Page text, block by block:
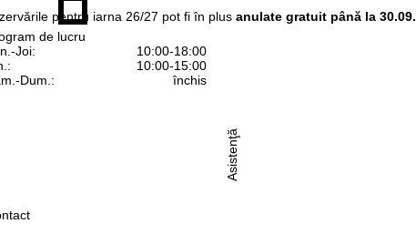
de lucru
Joi:
10:00-18:00
10:00-15:00
Dum.:
închis
Asistenţă
pentru iarna 26/27 pot fi în plus anulate gratuit până la 30.09.